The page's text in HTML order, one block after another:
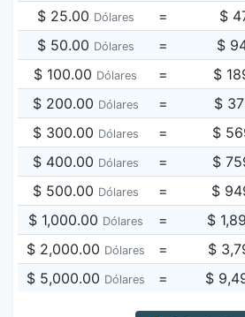
$ 25.00 Dólares = $
$ 50.00 Dólares = $
$ 100.00 Dólares = $
$ 200.00 Dólares = $
$ 300.00 Dólares = $
$ 400.00 Dólares = $
$ 500.00 Dólares = $
$ 1,000.00 Dólares = $
$ 2,000.00 Dólares = $
$ 5,000.00 Dólares = $